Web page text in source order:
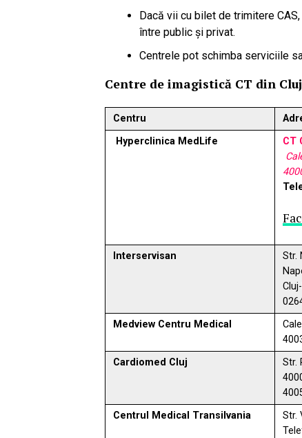
Dacă vii cu bilet de trimitere
între public și privat.
Centrele pot schimba serviciile
Centre de imagistică CT din Cluj
Centru
Hyperclinica MedLife
CT
Interservisan
Str.
Medview Centru Medical
Cardiomed Cluj
Str.
Centrul Medical Transilvania
Str.